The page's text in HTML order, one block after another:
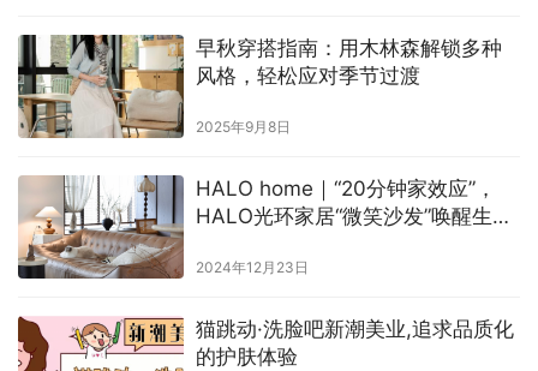
早秋穿搭指南：用木林森解锁多种
风格，轻松应对季节过渡
2025年9月8日
HALO home｜“20分钟家效应”，
HALO光环家居“微笑沙发”唤醒生活
2024年12月23日
猫跳动·洗脸吧新潮美业,追求品质化
的护肤体验